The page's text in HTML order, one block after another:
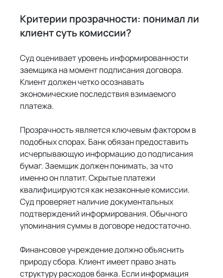
Критерии прозрачности: понимал ли
клиент суть комиссии?
Суд оценивает уровень информированности
заемщика на момент подписания договора.
Клиент должен четко осознавать
экономические последствия взимаемого
платежа.
Прозрачность является ключевым фактором в
подобных спорах. Банк обязан предоставить
исчерпывающую информацию до подписания
бумаг. Заемщик должен понимать, за что
именно он платит. Скрытые платежи
квалифицируются как незаконные комиссии.
Суд проверяет наличие документальных
подтверждений информирования. Обычного
упоминания суммы в договоре недостаточно.
Финансовое учреждение должно объяснить
природу сбора. Клиент имеет право знать
структуру расходов банка. Если информация